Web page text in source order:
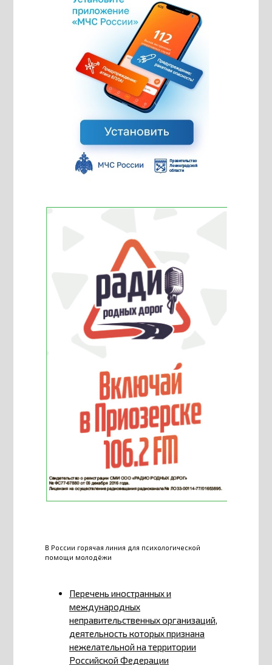
В России горячая линия для психологической
помощи молодёжи
Перечень иностранных и
международных
неправительственных организаций,
деятельность которых признана
нежелательной на территории
Российской Федерации